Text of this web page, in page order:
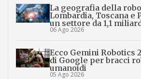
La geografia della
Lombardia, Toscana e
un settore da 1,1
06 Ago 2026
Ecco Gemini Robotics
di Google per bracci
umanoidi
05 Ago 2026